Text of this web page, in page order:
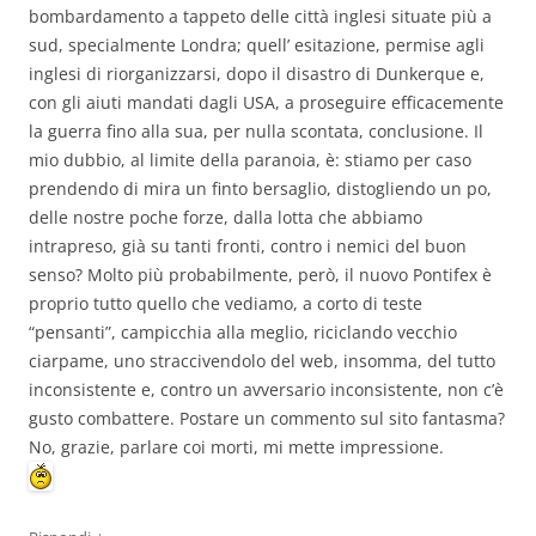
bombardamento a tappeto delle città inglesi situate più a
sud, specialmente Londra; quell’ esitazione, permise agli
inglesi di riorganizzarsi, dopo il disastro di Dunkerque e,
con gli aiuti mandati dagli USA, a proseguire efficacemente
la guerra fino alla sua, per nulla scontata, conclusione. Il
mio dubbio, al limite della paranoia, è: stiamo per caso
prendendo di mira un finto bersaglio, distogliendo un po,
delle nostre poche forze, dalla lotta che abbiamo
intrapreso, già su tanti fronti, contro i nemici del buon
senso? Molto più probabilmente, però, il nuovo Pontifex è
proprio tutto quello che vediamo, a corto di teste
“pensanti”, campicchia alla meglio, riciclando vecchio
ciarpame, uno straccivendolo del web, insomma, del tutto
inconsistente e, contro un avversario inconsistente, non c’è
gusto combattere. Postare un commento sul sito fantasma?
No, grazie, parlare coi morti, mi mette impressione.